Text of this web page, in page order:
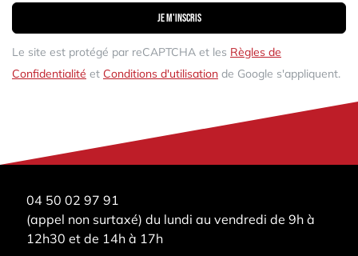
Je m'inscris
Le site est protégé par reCAPTCHA et les Règles de
Confidentialité et Conditions d'utilisation de Google s'appliquent.
04 50 02 97 91
(appel non surtaxé) du lundi au vendredi de 9h à
12h30 et de 14h à 17h